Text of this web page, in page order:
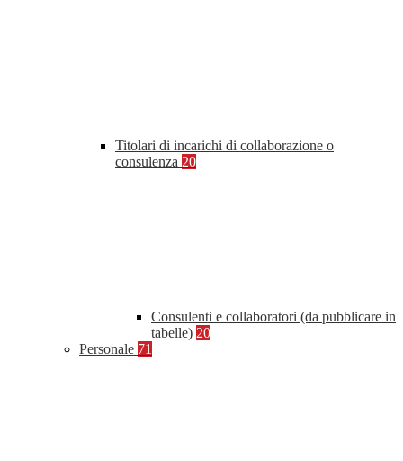
Titolari di incarichi di collaborazione o
consulenza 20
Consulenti e collaboratori (da pubblicare in
tabelle) 20
Personale 71